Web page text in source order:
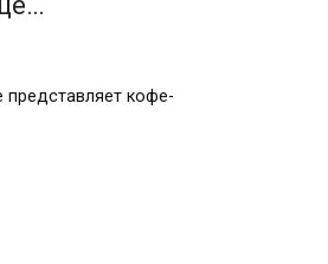
представляет кофе-